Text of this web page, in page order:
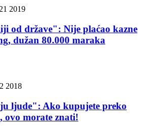
2019
od države": Nije plaćao kazne
dužan 80.000 maraka
2018
ljude": Ako kupujete preko
ovo morate znati!